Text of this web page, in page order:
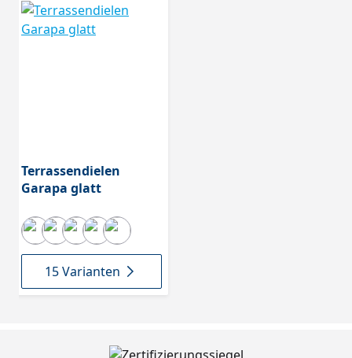
Terrassendielen
Garapa glatt
15 Varianten